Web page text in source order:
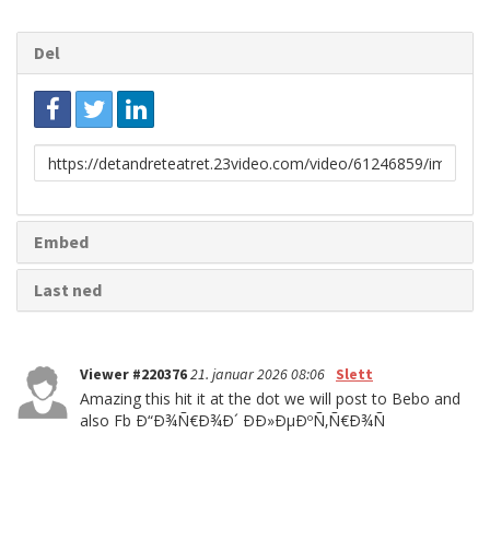
Del
Link
for
Embed
Last ned
Viewer #22037621. januar 2026 08:06 Slett
Amazing this hit it at the dot we will post to Bebo and
also Fb Ð“Ð¾Ñ€Ð¾Ð´ Ð­Ð»ÐµÐºÑ‚Ñ€Ð¾Ñ